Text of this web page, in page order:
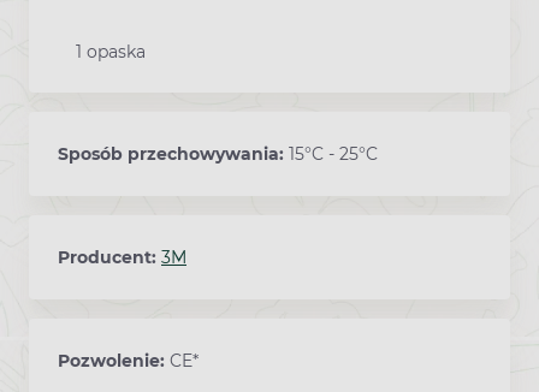
1 opaska
Sposób przechowywania: 15°C - 25°C
Producent: 3M
Pozwolenie: CE*